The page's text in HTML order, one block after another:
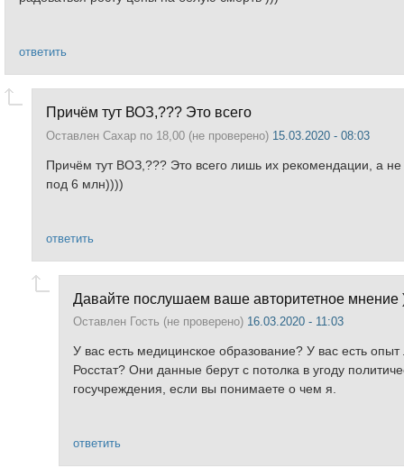
ответить
Причём тут ВОЗ,??? Это всего
Оставлен Сахар по 18,00 (не проверено) 15.03.2020 - 08:03
Причём тут ВОЗ,??? Это всего лишь их рекомендации, а
под 6 млн))))
ответить
Давайте послушаем ваше авторитетное мнение
Оставлен Гость (не проверено) 16.03.2020 - 11:03
У вас есть медицинское образование? У вас есть
Росстат? Они данные берут с потолка в угоду
госучреждения, если вы понимаете о чем я.
ответить